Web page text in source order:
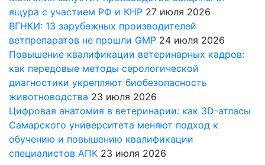
ящура с участием РФ и КНР 27 июля 2026
ВГНКИ: 13 зарубежных производителей
ветпрепаратов не прошли GMP 24 июля 2026
Повышение квалификации ветеринарных кадров:
как передовые методы серологической
диагностики укрепляют биобезопасность
животноводства 23 июля 2026
Цифровая анатомия в ветеринарии: как 3D-атласы
Самарского университета меняют подход к
обучению и повышению квалификации
специалистов АПК 23 июля 2026